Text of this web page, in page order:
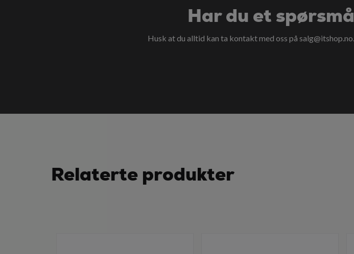
Har du et
Husk at du alltid kan ta kontakt med oss på salg@itshop.no
Relaterte produkter